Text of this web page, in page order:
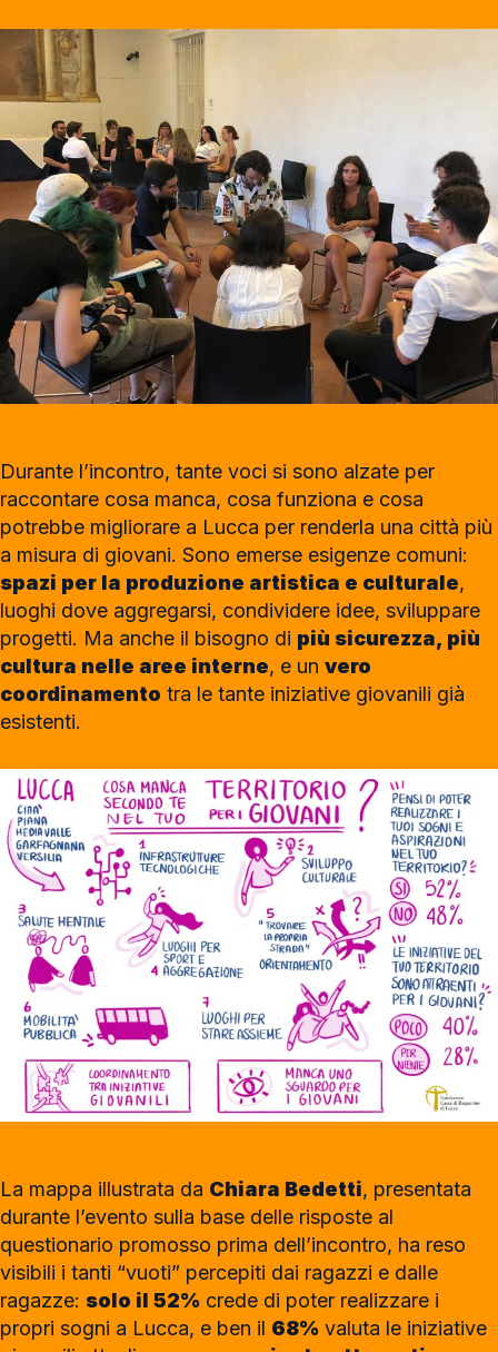
Durante l’incontro, tante voci si sono alzate per
raccontare cosa manca, cosa funziona e cosa
potrebbe migliorare a Lucca per renderla una città più
a misura di giovani. Sono emerse esigenze comuni:
spazi per la produzione artistica e culturale,
luoghi dove aggregarsi, condividere idee, sviluppare
progetti. Ma anche il bisogno di più sicurezza, più
cultura nelle aree interne, e un vero
coordinamento tra le tante iniziative giovanili già
esistenti.
La mappa illustrata da Chiara Bedetti, presentata
durante l’evento sulla base delle risposte al
questionario promosso prima dell’incontro, ha reso
visibili i tanti “vuoti” percepiti dai ragazzi e dalle
ragazze: solo il 52% crede di poter realizzare i
propri sogni a Lucca, e ben il 68% valuta le iniziative